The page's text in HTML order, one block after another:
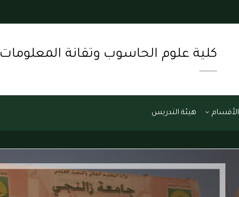
كلية علوم الحاسوب وتقانة المعلومات
الأقسام هيئة التدريس